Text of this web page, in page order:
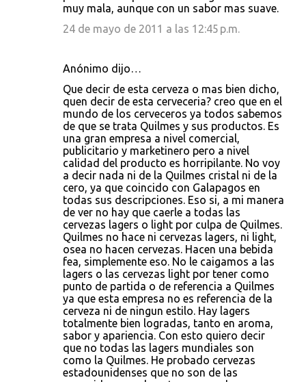
muy mala, aunque con un sabor mas suave.
24 de mayo de 2011 a las 12:45 p.m.
Anónimo dijo…
Que decir de esta cerveza o mas bien dicho,
quen decir de esta cerveceria? creo que en el
mundo de los cerveceros ya todos sabemos
de que se trata Quilmes y sus productos. Es
una gran empresa a nivel comercial,
publicitario y marketinero pero a nivel
calidad del producto es horripilante. No voy
a decir nada ni de la Quilmes cristal ni de la
cero, ya que coincido con Galapagos en
todas sus descripciones. Eso si, a mi manera
de ver no hay que caerle a todas las
cervezas lagers o light por culpa de Quilmes.
Quilmes no hace ni cervezas lagers, ni light,
osea no hacen cervezas. Hacen una bebida
fea, simplemente eso. No le caigamos a las
lagers o las cervezas light por tener como
punto de partida o de referencia a Quilmes
ya que esta empresa no es referencia de la
cerveza ni de ningun estilo. Hay lagers
totalmente bien logradas, tanto en aroma,
sabor y apariencia. Con esto quiero decir
que no todas las lagers mundiales son
como la Quilmes. He probado cervezas
estadounidenses que no son de las